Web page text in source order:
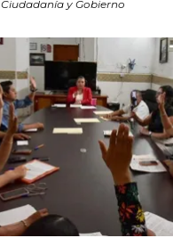
Ciudadanía y Gobierno